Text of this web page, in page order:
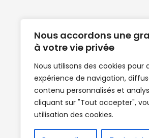
Nous accordons une
à votre vie privée
Nous utilisons des cookies pour
expérience de navigation,
contenu personnalisés et
cliquant sur "Tout accepter",
utilisation des cookies.
Clubs de
de Guinée de
News | Match en
| Handball
de Guinée |